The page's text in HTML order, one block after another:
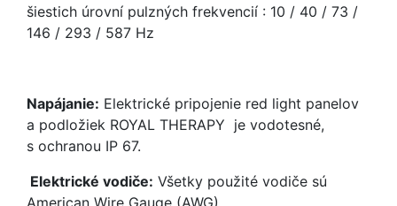
šiestich úrovní pulzných frekvencií : 10 / 40 / 73 /
146 / 293 / 587 Hz
Napájanie: Elektrické pripojenie red light panelov
a podložiek ROYAL THERAPY je vodotesné,
s ochranou IP 67.
Elektrické vodiče: Všetky použité vodiče sú
American Wire Gauge (AWG)